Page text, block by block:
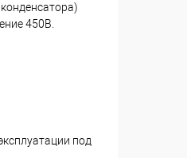
450В.
под